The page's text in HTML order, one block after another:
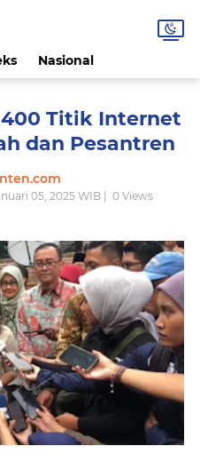
Nasional
Titik Internet
dan Pesantren
05, 2025 WIB | 0Views